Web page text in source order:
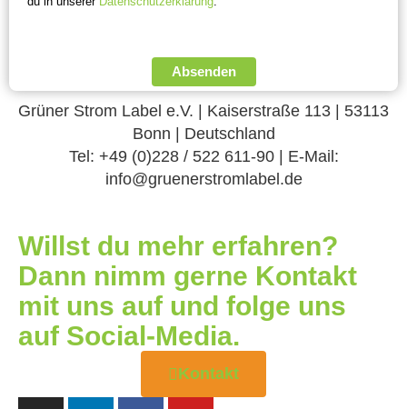
Absenden
Grüner Strom Label e.V. | Kaiserstraße 113 | 53113
Bonn | Deutschland
Tel: +49 (0)228 / 522 611-90 | E-Mail:
info@gruenerstromlabel.de
Willst du mehr erfahren?
Dann nimm gerne Kontakt
mit uns auf und folge uns
auf Social-Media.
Kontakt